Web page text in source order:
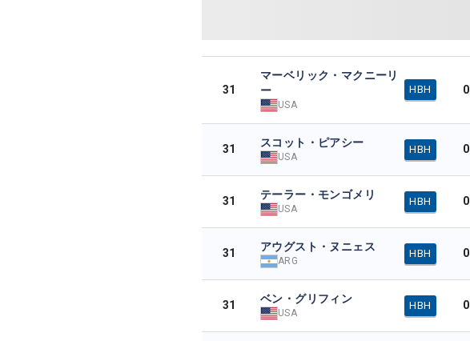
31
マーベリック・マクニーリ
ー
USA
HBH 0
31 スコット・ピアシー
USA
HBH 0
31 テーラー・モンゴメリ
USA
HBH 0
31 アウグスト・ヌニェス
ARG
HBH 0
31 ベン・グリフィン
USA
HBH 0